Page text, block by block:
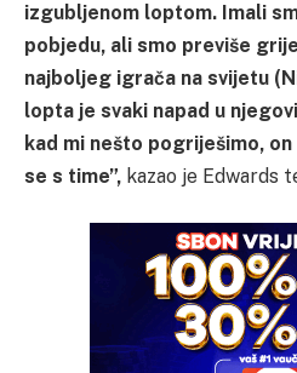
izgubljenom loptom. Imali
pobjedu, ali smo previše
najboljeg igrača na svijetu
lopta je svaki napad u
kad mi nešto pogriješimo,
se s time”, kazao je Edwards